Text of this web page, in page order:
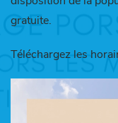
gratuite.
Téléchargez les